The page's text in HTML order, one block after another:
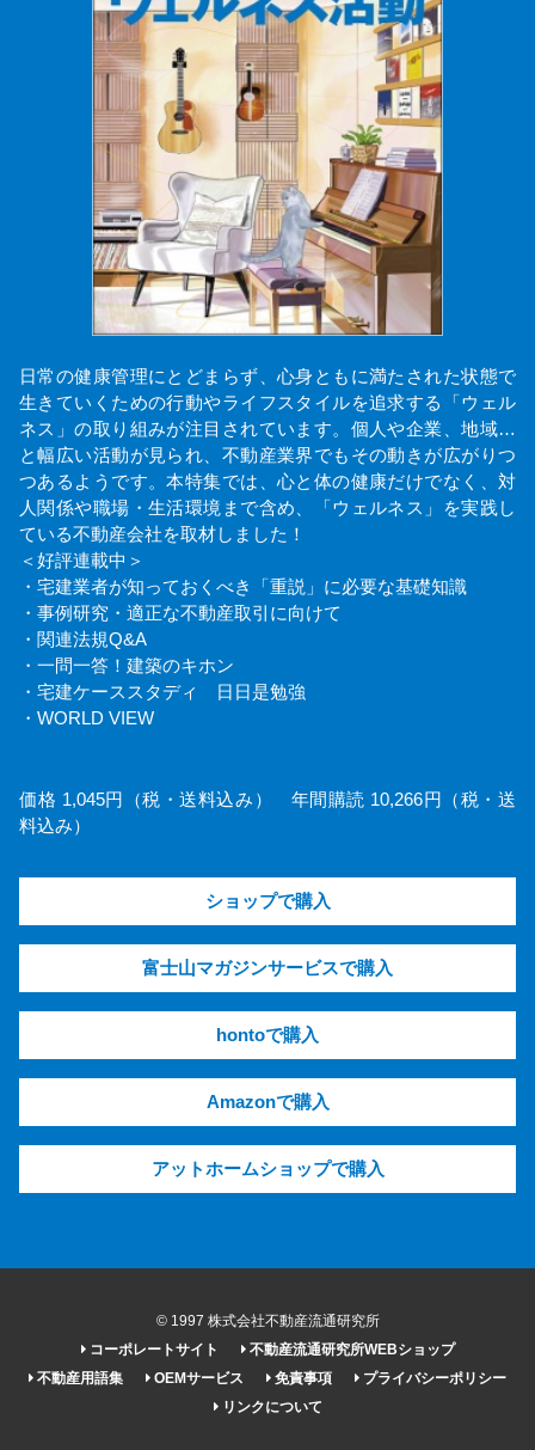
日常の健康管理にとどまらず、心身ともに満たされた状態で
生きていくための行動やライフスタイルを追求する「ウェル
ネス」の取り組みが注目されています。個人や企業、地域…
と幅広い活動が見られ、不動産業界でもその動きが広がりつ
つあるようです。本特集では、心と体の健康だけでなく、対
人関係や職場・生活環境まで含め、「ウェルネス」を実践し
ている不動産会社を取材しました！
＜好評連載中＞
・宅建業者が知っておくべき「重説」に必要な基礎知識
・事例研究・適正な不動産取引に向けて
・関連法規Q&A
・一問一答！建築のキホン
・宅建ケーススタディ 日日是勉強
・WORLD VIEW
価格 1,045円（税・送料込み） 年間購読 10,266円（税・送
料込み）
ショップで購入
富士山マガジンサービスで購入
hontoで購入
Amazonで購入
アットホームショップで購入
© 1997 株式会社不動産流通研究所
コーポレートサイト
不動産流通研究所WEBショップ
不動産用語集
OEMサービス 免責事項
プライバシーポリシー
リンクについて